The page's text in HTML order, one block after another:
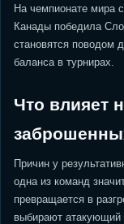
На чемпионате мира
Канады победила
становятся поводом
баланса в турнирах.
Что влияет
Причин у
одна из команд
превращается в
выбирают атакующий